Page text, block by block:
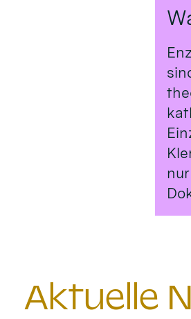
Aktuelle